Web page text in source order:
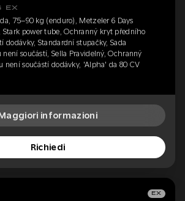
EX
75–90 kg (enduro), Metzeler 6 Days
Stark power tube, Ochranný kryt předního
dodávky, Standardní stupačky, Sada
součástí, Sella Pravidelný, Ochranný
není součástí dodávky, 'Alpha' da 80 CV
informazioni
Richiedi
EX